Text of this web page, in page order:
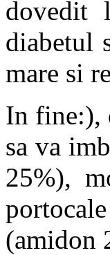
dovedit
diabetul
mare si
In fine:),
sa va
25%),
(amidon